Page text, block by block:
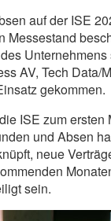
auf der ISE
Messestand
AV, Tech Data/
gekommen.
ISE zum ersten
und Absen
neue
sein.